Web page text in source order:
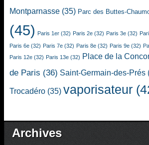
Montparnasse (35) Parc des Buttes-
(45) Paris 1er (32) Paris 2e (32) Paris 3e (32)
Paris 6e (32) Paris 7e (32) Paris 8e (32) Paris 9e (32)
Paris 12e (32) Paris 13e (32) Place de la
de Paris (36) Saint-Germain-des-Prés
Trocadéro (35) vaporisateur
Archives